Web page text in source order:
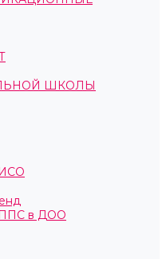
ШКОЛЫ
в ДОО